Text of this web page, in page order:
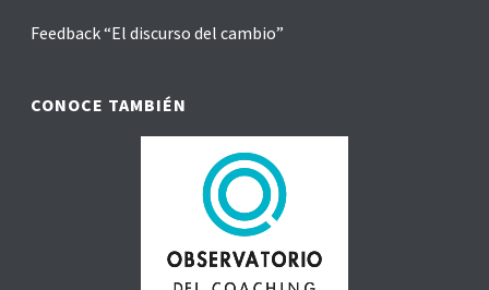
Feedback “El discurso del cambio”
CONOCE TAMBIÉN